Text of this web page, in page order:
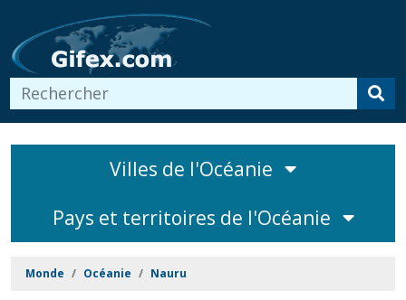
Villes de l'Océanie
Pays et territoires de l'Océanie
Monde Océanie Nauru